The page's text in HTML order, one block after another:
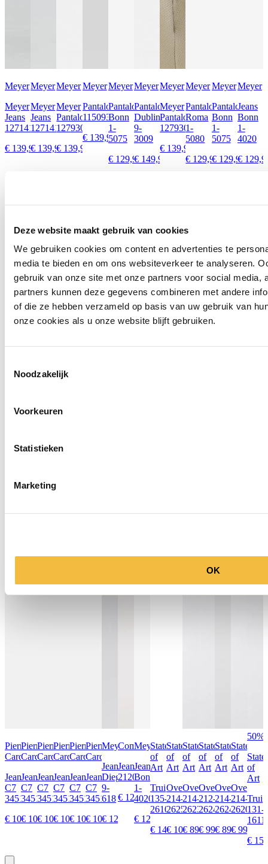
Deze website maakt gebruik van cookies
We gebruiken cookies om content en advertenties te
media te bieden en om ons websiteverkeer te analyseren.
gebruik van onze site met onze partners voor social media,
partners kunnen deze gegevens combineren met andere
of die ze hebben verzameld op basis van uw gebruik van
onze cookies als u onze website blijft gebruiken.
Noodzakelijk
Voorkeuren
Statistieken
Marketing
OK
Meyer
Meyer
Jeans
1271412200
€ 139,99
Meyer
Meyer
Jeans
1271412200
€ 139,99
Meyer
Meyer
Pantalon
1279300900
€ 139,99
Meyer
Pantalon
1150934400
€ 139,99
Meyer
Pantalon
Bonn
1-
5075
€ 129,99
Meyer
Pantalon
Dublin
9-
3009
€ 149,99
Meyer
Meyer
Pantalon
1279300900
€ 139,99
Meyer
Pantalon
Roma
1-
5080
€ 129,99
Meyer
Pantalon
Bonn
1-
5075
€ 129,99
Meyer
Jeans
Bonn
1-
4020
€
Pierre
Cardin
Jeans
C7
34510.8002
€ 109,99
Pierre
Cardin
Jeans
C7
34510.8006
€ 109,99
Pierre
Cardin
Jeans
C7
34510.8037
€ 109,99
Pierre
Cardin
Jeans
C7
34510.8037
€ 109,99
Pierre
Cardin
Jeans
C7
34510.8006
€ 109,99
Pierre
Cardin
Jeans
C7
34510.8047
€ 109,99
Meyer
Jeans
Diego
9-
618
€ 129,99
Com4
Jeans
21201005
€ 129,95
Meyer
Jeans
Bonn
1-
4020
€ 129,99
State
of
Art
Trui
135-
26108
€ 149,95
State
of
Art
Overhemd
214-
26252
€ 109,95
State
of
Art
Overhemd
214-
26236
€ 89,95
State
of
Art
Overhemd
212-
26247
€ 99,95
State
of
Art
Overhemd
214-
26244
€ 89,95
State
of
Art
214-
26206
€ 99,95
50%
State
of
Art
Trui
131-
€